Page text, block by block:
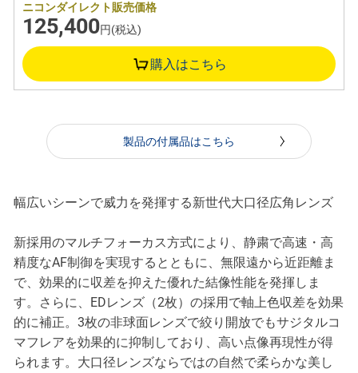
ニコンダイレクト販売価格
125,400円(税込)
購入はこちら
製品の付属品はこちら
幅広いシーンで威力を発揮する新世代大口径広角レンズ
新採用のマルチフォーカス方式により、静粛で高速・高
精度なAF制御を実現するとともに、無限遠から近距離ま
で、効果的に収差を抑えた優れた結像性能を発揮しま
す。さらに、EDレンズ（2枚）の採用で軸上色収差を効果
的に補正。3枚の非球面レンズで絞り開放でもサジタルコ
マフレアを効果的に抑制しており、高い点像再現性が得
られます。大口径レンズならではの自然で柔らかな美し